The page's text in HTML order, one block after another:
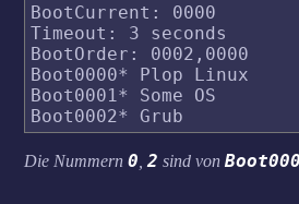
BootCurrent: 0000
Timeout: 3 seconds
BootOrder: 0002,0000
Boot0000* Plop Linux
Boot0001* Some OS
Die Nummern 0 2 sind von